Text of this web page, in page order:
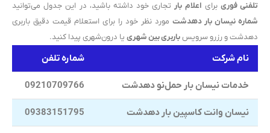
تلفنی فوری برای اعلام بار تجاری خود داشته باشید، در این جدول می‌توانید
شماره نیسان بار دهدشت مورد نظر خود را برای استعلام قیمت دقیق باربری
دهدشت و رزرو سرویسباربری بین شهری یا درون‌شهری پیدا کنید.
نام شرکت شماره تلفن
خدمات نیسان بار حمل‌نو دهدشت 09210709766
نیسان وانت کاسپین بار دهدشت 09383151795